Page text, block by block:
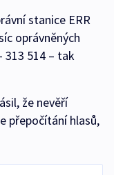
stanice ERR
oprávněných
313 514 – tak
že nevěří
přepočítání hlasů,